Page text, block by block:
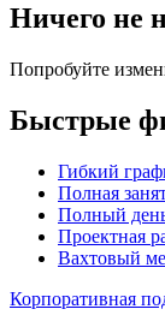
Ничего не
Попробуйте
Быстрые
Гибкий
Полная
Полный
Проектная
Вахтовый
Корпоративная